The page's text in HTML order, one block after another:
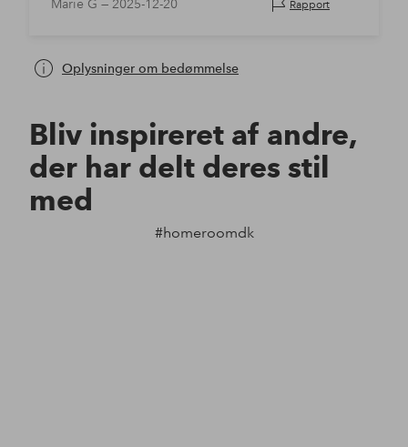
Marie G — 2025-12-20 Rapport
Oplysninger om bedømmelse
Bliv inspireret af andre,
der har delt deres stil
med
#homeroomdk